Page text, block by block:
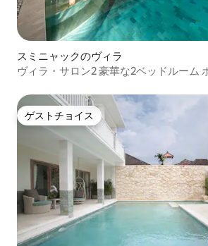
スミニャックのヴィラ
ヴィラ・サロン2 豪華な2ベッドルーム
ゲストチョイス
ゲストチョイス